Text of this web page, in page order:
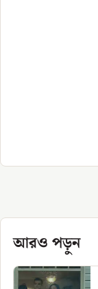
আরও পড়ুন